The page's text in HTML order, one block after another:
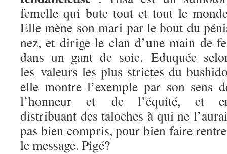
femelle qui bute tout et tout le
Elle mène son mari par le bout du
nez, et dirige le clan d’une main de
dans un gant de soie. Eduquée
les valeurs les plus strictes du
elle montre l’exemple par son sens
l’honneur et de l’équité, et
distribuant des taloches à qui ne
pas bien compris, pour bien faire
le message. Pigé?